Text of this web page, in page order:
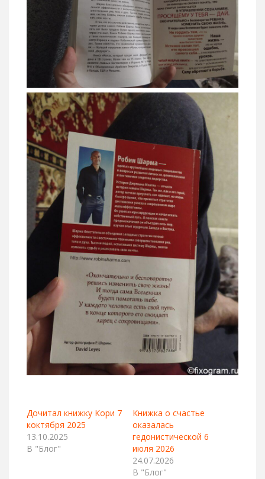
Дочитал книжку Кори 7
коктября 2025
13.10.2025
В "Блог"
Книжка о счастье
оказалась
гедонистической 6
июля 2026
24.07.2026
В "Блог"